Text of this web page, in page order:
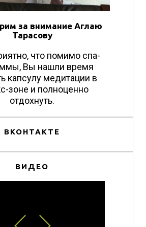
за внимание Аглаю
Тарасову
что помимо спа-
Вы нашли время
капсулу медитации в
зоне и полноценно
отдохнуть.
ВКОНТАКТЕ
ВИДЕО